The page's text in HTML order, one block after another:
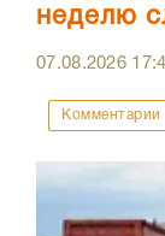
неделю
07.08.2026
Комментарии